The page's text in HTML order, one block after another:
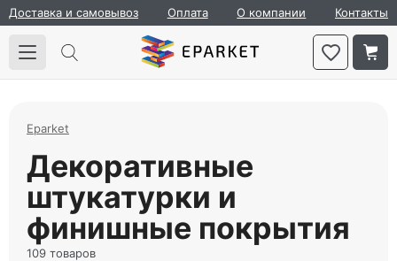
Доставка и самовывоз Оплата О компании Контакты
Eparket
Декоративные
штукатурки и
финишные покрытия
109 товаров